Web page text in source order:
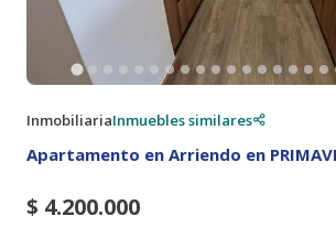
InmobiliariaInmuebles similares
Apartamento en Arriendo en
$ 4.200.000